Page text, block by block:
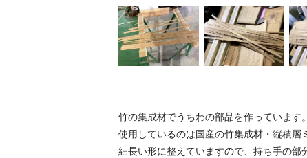
竹の集成材でうちわの部品を作っています。
使用しているのは国産の竹集成材・縦積層
細長い形に整えていますので、持ち手の部